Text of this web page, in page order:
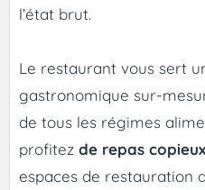
l’état brut.
Le restaurant vous sert
gastronomique sur-
de tous les régimes
profitez de repas
espaces de restauration